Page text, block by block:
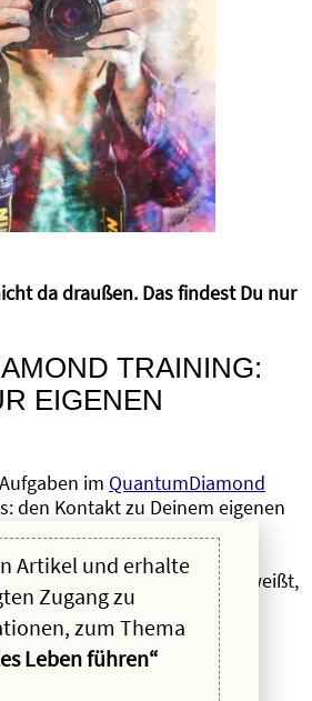
da draußen. Das findest Du nur
TRAINING:
EIGENEN
im QuantumDiamond
den Kontakt zu Deinem eigenen
Wahrheit zu finden.
statt. Und Du weißt,
einer vollkommenen
geschützt bist.
Sondern weil Du
Artikel und erhalte
Zugang zu
zum Thema
Leben führen“